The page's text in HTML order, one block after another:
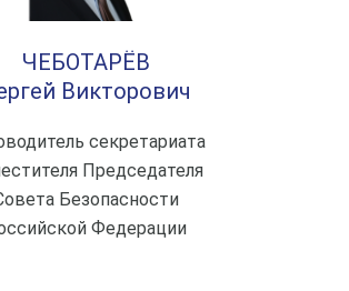
ЧЕБОТАРЁВ
Викторович
секретариата
Председателя
Безопасности
Федерации